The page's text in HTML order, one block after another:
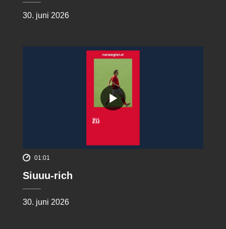
30. juni 2026
01:01
Siuuu-rich
30. juni 2026